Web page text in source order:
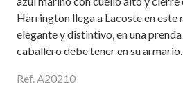
Harrington llega a Lacoste en este
elegante y distintivo, en una
caballero debe tener en su armario.
Ref. A20210